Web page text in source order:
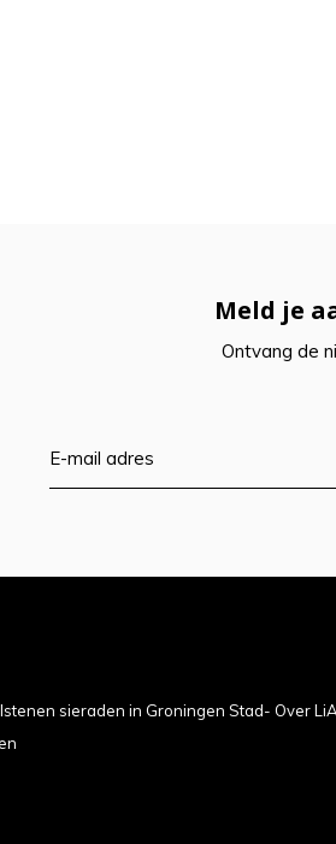
Meld je
Ontvang de
sieraden in Groningen Stad- Over